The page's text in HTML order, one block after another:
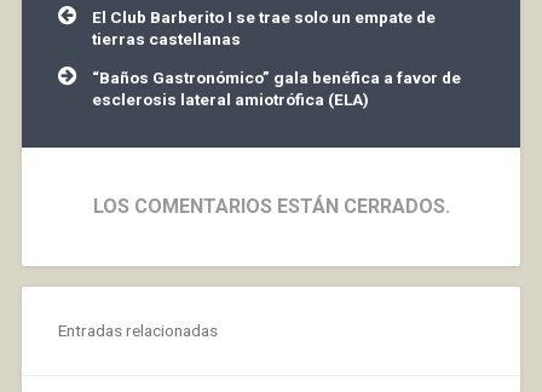
Navegación
de
entradas
El Club Barberito I se trae solo un empate de
tierras castellanas
“Baños Gastronómico” gala benéfica a favor de
esclerosis lateral amiotrófica (ELA)
LOS COMENTARIOS ESTÁN CERRADOS.
Entradas relacionadas